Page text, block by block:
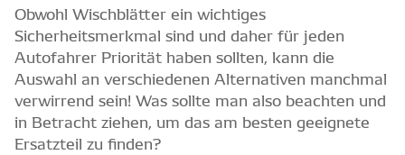
Obwohl Wischblätter ein wichtiges
Sicherheitsmerkmal sind und daher für jeden
Autofahrer Priorität haben sollten, kann die
Auswahl an verschiedenen Alternativen manchmal
verwirrend sein! Was sollte man also beachten und
in Betracht ziehen, um das am besten geeignete
Ersatzteil zu finden?